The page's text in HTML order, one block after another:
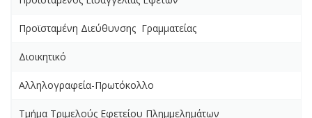
Προϊσταμένη Διεύθυνσης Γραμματείας
Διοικητικό
Αλληλογραφεία-Πρωτόκολλο
Τμήμα Τριμελούς Εφετείου Πλημμελημάτων